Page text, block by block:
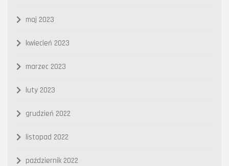
maj 2023
kwiecień 2023
marzec 2023
luty 2023
grudzień 2022
listopad 2022
październik 2022